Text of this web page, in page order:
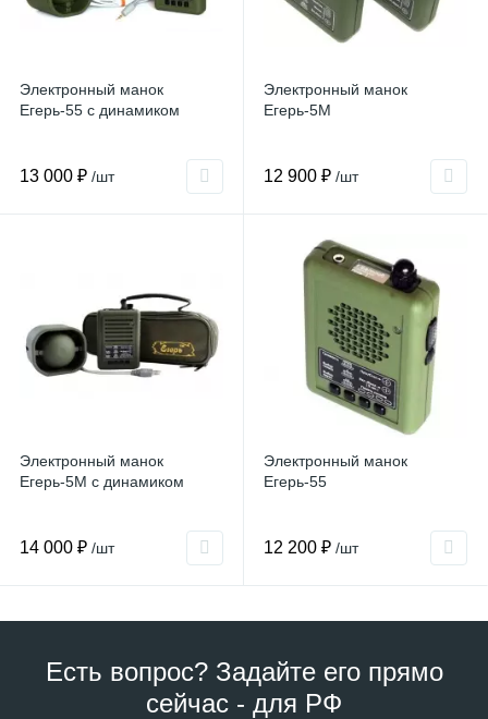
Электронный манок
Егерь-55 с динамиком
13 000 ₽ /шт
Электронный манок
Егерь-5М
12 900 ₽ /шт
Электронный манок
Егерь-5М с динамиком
14 000 ₽ /шт
Электронный манок
Егерь-55
12 200 ₽ /шт
Есть вопрос? Задайте его прямо
сейчас - для РФ